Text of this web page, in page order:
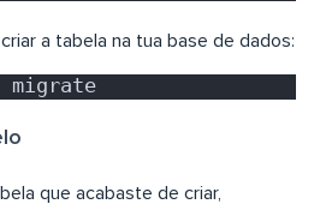
a tabela na tua base de dados:
migrate
que acabaste de criar,